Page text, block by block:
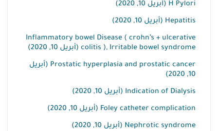
H Pylori (أبريل 10, 2020)
Hepatitis (أبريل 10, 2020)
Inflammatory bowel Disease ( crohn’s + ulcerative
colitis ), Irritable bowel syndrome (أبريل 10, 2020)
Prostatic hyperplasia and prostatic cancer (أبريل
10, 2020)
Indication of Dialysis (أبريل 10, 2020)
Foley catheter complication (أبريل 10, 2020)
Nephrotic syndrome (أبريل 10, 2020)